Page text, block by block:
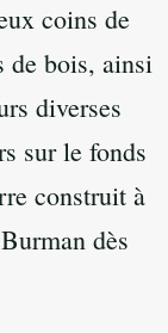
coins de
de bois, ainsi
diverses
sur le fonds
construit à
dès